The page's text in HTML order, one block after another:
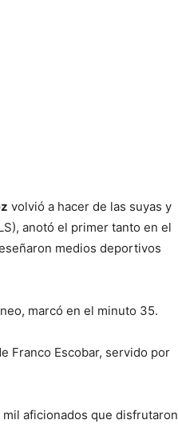
volvió a hacer de las suyas y
anotó el primer tanto en el
medios deportivos
marcó en el minuto 35.
Franco Escobar, servido por
aficionados que disfrutaron